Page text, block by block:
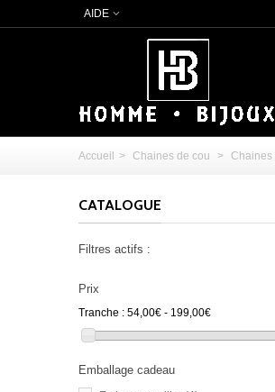
AIDE
Accueil > Chaines de cou > Chaines
CATALOGUE
Filtres actifs :
Prix
Tranche : 54,00€ - 199,00€
Emballage cadeau